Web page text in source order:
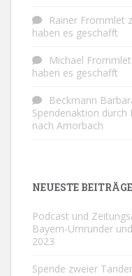
Rainer Frommlet
haben es geschafft
Michael Frommlet
haben es geschafft
Beckmann
Spendenaktion
nach Amorbach
NEUESTE BEITRÄGE
Podcast und
Bayern-Umrunder
2023
Spende zweier